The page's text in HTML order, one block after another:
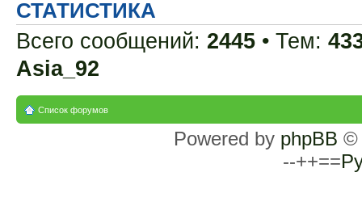
СТАТИСТИКА
Всего сообщений: 2445 • Тем:
Asia_92
Список форумов
Powered by phpBB ©
--++==